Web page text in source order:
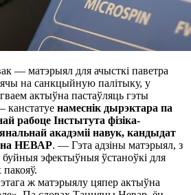
— матэрыял для ачысткі паветра
на санкцыйную палітыку, у
актыўна пастаўляць гэты
канстатуе намеснік дырэктара па
рабоце Інстытута фізіка-
акадэміі навук, кандыдат
НЕВАР. — Гэта адзіны матэрыял, з
эфектыўныя ўстаноўкі для
ж матэрыялу цяпер актыўна